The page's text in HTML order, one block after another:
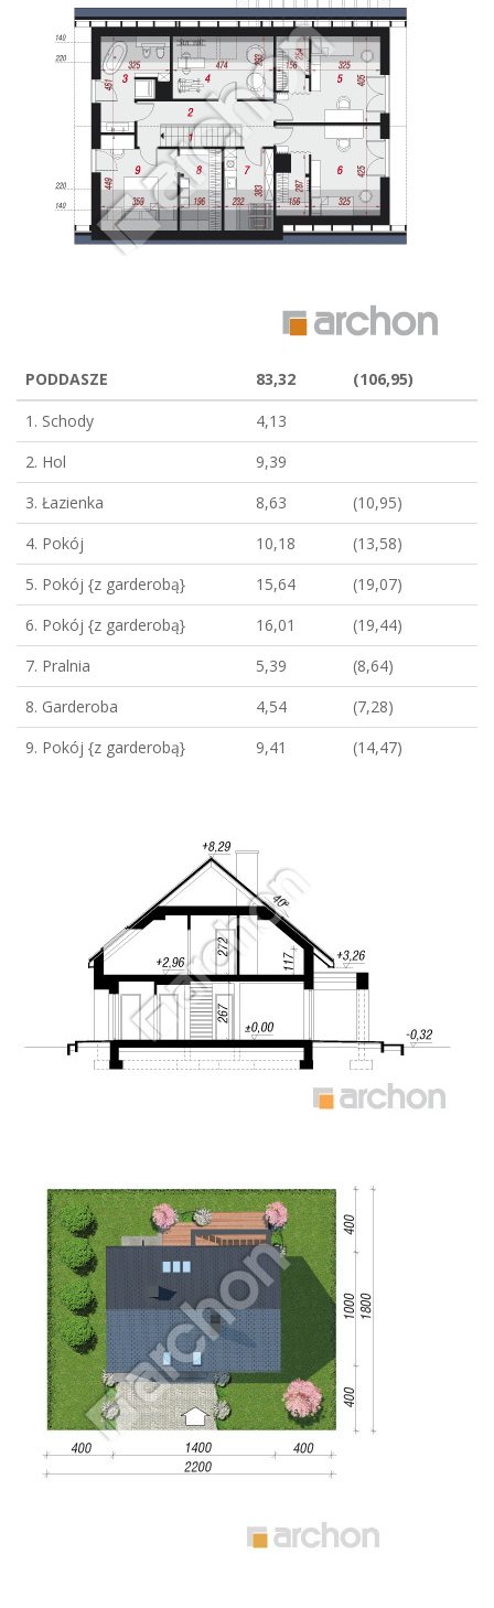
PODDASZE 83,32
(106,95)
1. Schody
4,13
2. Hol
9,39
3. Łazienka
8,63
(10,95)
4. Pokój
10,18
(13,58)
5. Pokój {z garderobą}
15,64
(19,07)
6. Pokój {z garderobą}
16,01
(19,44)
7. Pralnia
5,39
(8,64)
8. Garderoba
4,54
(7,28)
9. Pokój {z garderobą}
9,41 (14,47)